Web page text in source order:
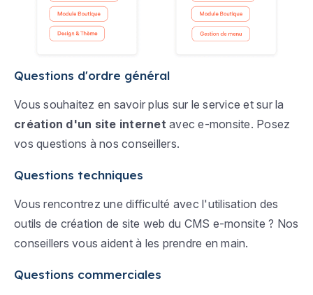
Questions d'ordre général
Vous souhaitez en savoir plus sur le service et sur la
création d'un site internet avec e-monsite. Posez
vos questions à nos conseillers.
Questions techniques
Vous rencontrez une difficulté avec l'utilisation des
outils de création de site web du CMS e-monsite ? Nos
conseillers vous aident à les prendre en main.
Questions commerciales